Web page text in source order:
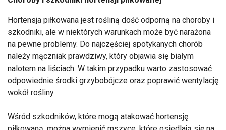
Hortensja piłkowana jest rośliną dość odporną na choroby i
szkodniki, ale w niektórych warunkach może być narażona
na pewne problemy. Do najczęściej spotykanych chorób
należy mączniak prawdziwy, który objawia się białym
nalotem na liściach. W takim przypadku warto zastosować
odpowiednie środki grzybobójcze oraz poprawić wentylację
wokół rośliny.
Wśród szkodników, które mogą atakować hortensję